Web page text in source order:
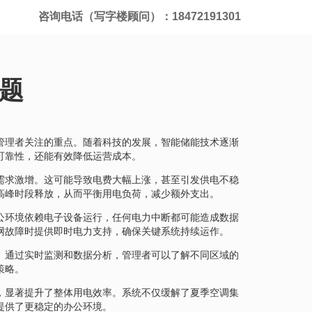
咨询电话（写字楼顾问）：18472191301
者关注的重点。随着科技的发展，智能储能技术逐渐
性，还能有效降低运营成本。
激增。这可能导致电费大幅上涨，甚至引发供电不稳
时段释放，从而平衡用电负荷，减少额外支出。
境依赖电子设备运行，任何电力中断都可能造成数据
障时提供即时电力支持，确保关键系统持续运作。
过实时监测和数据分析，管理者可以了解不同区域的
。
著提升了整体用电效率。系统不仅缓解了夏季空调集
了更稳定的办公环境。